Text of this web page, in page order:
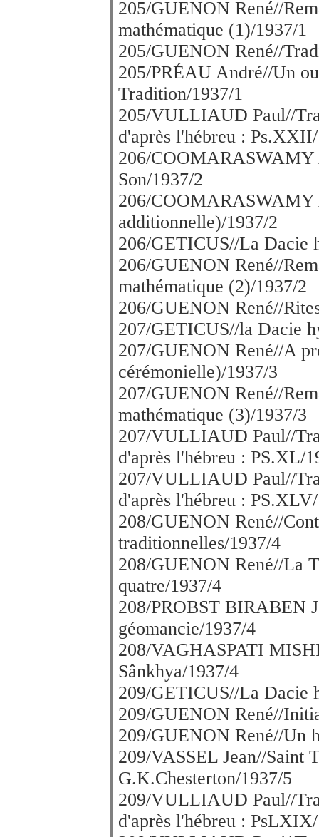
205/GUENON René//
mathématique (1)/1937/1
205/GUENON René//
205/PRÉAU André//Un
Tradition/1937/1
205/VULLIAUD Paul//
d'après l'hébreu :
206/
Son/1937/2
206/
additionnelle)/1937/2
206/GETICUS//La Dacie
206/GUENON René//
mathématique (2)/1937/2
206/GUENON René//
207/GETICUS//la Dacie
207/GUENON René//A
cérémonielle)/1937/3
207/GUENON René//
mathématique (3)/1937/3
207/VULLIAUD Paul//
d'après l'hébreu : PS.XL/
207/VULLIAUD Paul//
d'après l'hébreu :
208/GUENON René//
traditionnelles/1937/4
208/GUENON René//La
quatre/1937/4
208/PROBST BIRABEN
géomancie/1937/4
208/VAGHASPATI
Sânkhya/1937/4
209/GETICUS//La Dacie
209/GUENON René//
209/GUENON René//Un
209/VASSEL Jean//Saint
G.K.Chesterton/1937/5
209/VULLIAUD Paul//
d'après l'hébreu :